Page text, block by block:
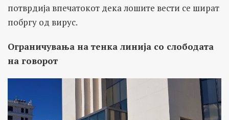
потврдија впечатокот дека лошите вести се шират
побргу од вирус.
Ограничувања на тенка линија со слободата
на говорот